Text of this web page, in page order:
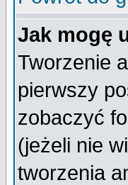
Jak mogę
Tworzenie
pierwszy
zobaczyć
(jeżeli nie
tworzenia